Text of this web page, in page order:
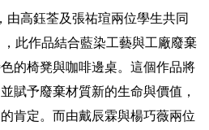
由高鈺荃及張祐瑄兩位學生共同
此作品結合藍染工藝與工廠廢棄
的椅凳與咖啡邊桌。這個作品將
賦予廢棄材質新的生命與價值，
肯定。而由戴辰霖與楊巧薇兩位